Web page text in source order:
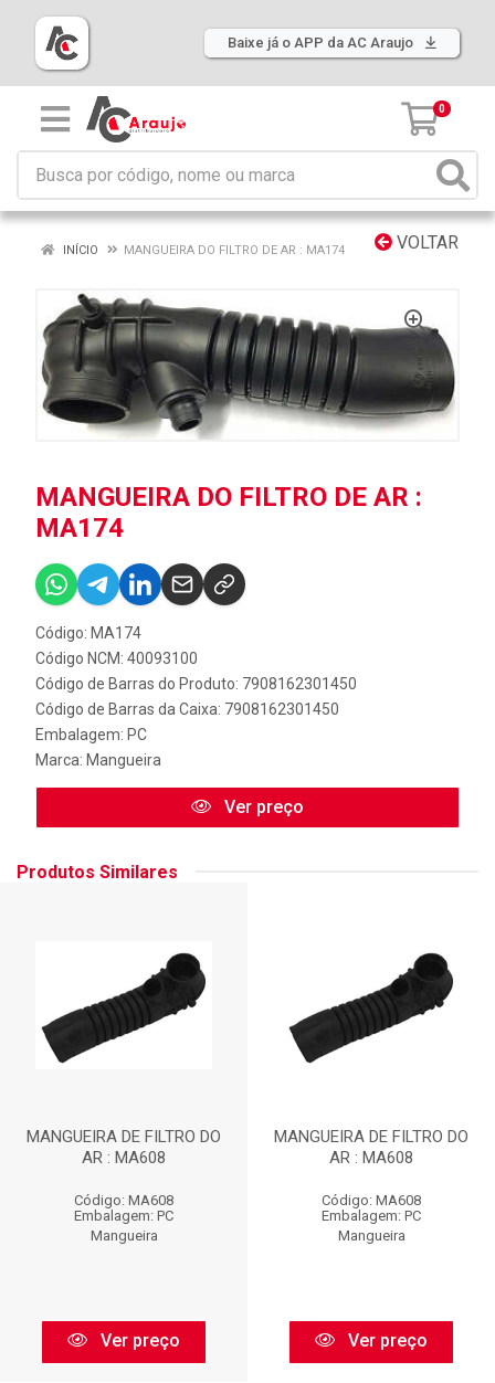
Baixe já o APP da AC Araujo
0
VOLTAR
INÍCIO MANGUEIRA DO FILTRO DE AR : MA174
MANGUEIRA DO FILTRO DE AR :
MA174
Código: MA174
Código NCM: 40093100
Código de Barras do Produto: 7908162301450
Código de Barras da Caixa: 7908162301450
Embalagem: PC
Marca: Mangueira
Ver preço
Produtos Similares
MANGUEIRA DE FILTRO DO
AR : MA608
Código: MA608
Embalagem: PC
Mangueira
Ver preço
MANGUEIRA DE FILTRO DO
AR : MA608
Código: MA608
Embalagem: PC
Mangueira
Ver preço